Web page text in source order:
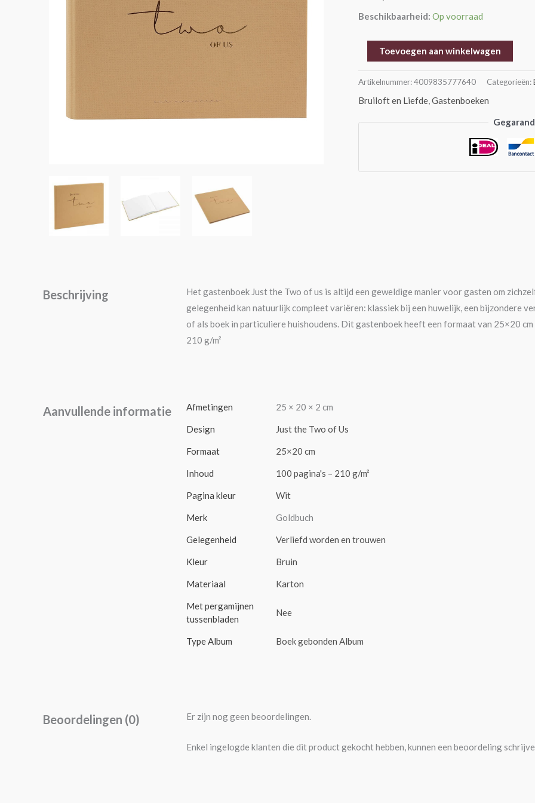
Beschikbaarheid: Op voorraad
25x20
aantal
Toevoegen aan winkelwagen
Artikelnummer:4009835777640 Categorieën:
Bruiloft en Liefde,Gastenboeken
Beschrijving
Het gastenboek Just the Two of us is altijd een geweldige manier voor gasten om
gelegenheid kan natuurlijk compleet variëren: klassiek bij een huwelijk, een bijzondere
of als boek in particuliere huishoudens. Dit gastenboek heeft een formaat van 25×20
210 g/m²
Aanvullende informatie Afmetingen 25 × 20 × 2 cm
Design Just the Two of Us
Formaat 25×20 cm
Inhoud 100 pagina's – 210 g/m²
Pagina kleur Wit
Merk Goldbuch
Gelegenheid Verliefd worden en trouwen
Kleur Bruin
Materiaal Karton
Met pergamijnen
tussenbladen
Nee
Type Album Boek gebonden Album
Beoordelingen (0) Er zijn nog geen beoordelingen.
Enkel ingelogde klanten die dit product gekocht hebben, kunnen een beoordeling